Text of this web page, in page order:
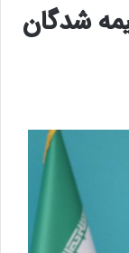
شدگان